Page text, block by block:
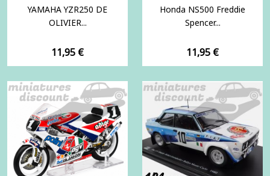
YAMAHA YZR250 DE
OLIVIER...
Prix
11,95 €
Honda NS500 Freddie
Spencer...
Prix
11,95 €